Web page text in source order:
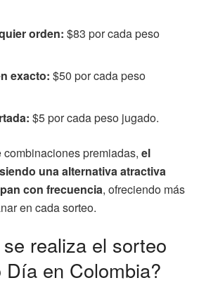
orden: $83 por cada peso
exacto: $50 por cada peso
$5 por cada peso jugado.
premiadas, el
una alternativa atractiva
con frecuencia, ofreciendo más
en cada sorteo.
realiza el sorteo
en Colombia?